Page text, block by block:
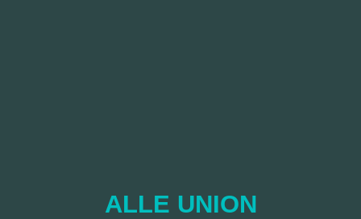
ALLE UNION